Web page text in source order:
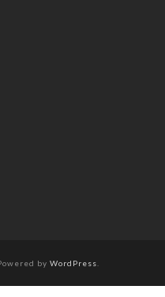
Powered by WordPress